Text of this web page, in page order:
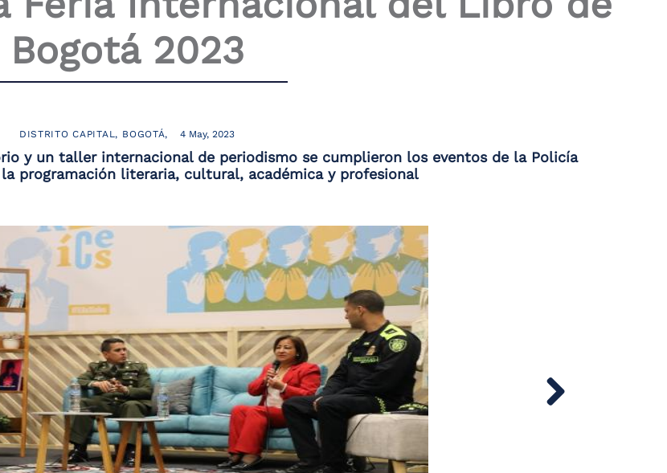
Bogotá 2023
DISTRITO CAPITAL BOGOTÁ 4 May, 2023
y un taller internacional de periodismo se cumplieron los eventos de la Policía
la programación literaria, cultural, académica y profesional